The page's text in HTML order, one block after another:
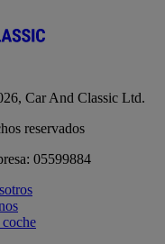
Car And Classic Ltd.
reservados
05599884